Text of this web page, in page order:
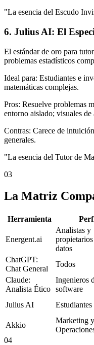
"La esencia del Escudo
6. Julius AI: El
El estándar de oro para
problemas estadísticos
Ideal para: Estudiantes e
matemáticas complejas.
Pros: Resuelve problemas
entorno aislado; visuales de
Contras: Carece de
generales.
"La esencia del Tutor de
03
La Matriz
Herramienta
Energent.ai
Analistas y
datos
ChatGPT:
Chat General
Todos
Claude:
Analista Ético
Ingenieros
software
Julius AI
Estudiantes
Akkio
Marketing y
04